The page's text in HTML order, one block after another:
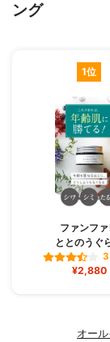
ング
1位
ファンファ
ととのうぐ
¥2,880
オー